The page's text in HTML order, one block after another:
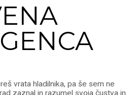
vrata hladilnika, pa še sem ne
zaznal in razumel svoja čustva in